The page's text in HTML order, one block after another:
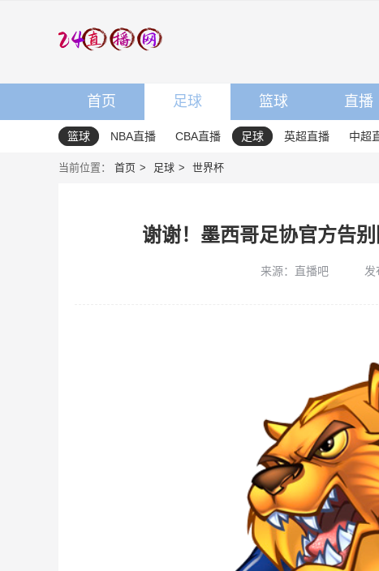
首页 足球 篮球 直播
篮球 NBA直播 CBA直播 足球 英超直播 中超
当前位置： 首页 足球 世界杯
谢谢！墨西哥足协官方告
来源：直播吧